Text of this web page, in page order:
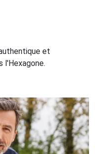
et
l'Hexagone.